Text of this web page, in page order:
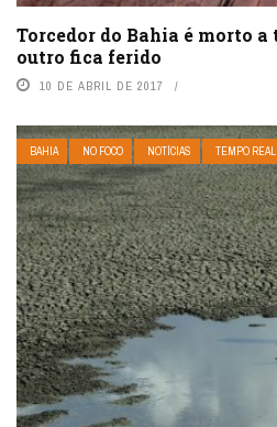
Torcedor do Bahia é morto a
outro fica ferido
10 DE ABRIL DE 2017
BAHIA NO FOCO NOTÍCIAS TEMPO REAL